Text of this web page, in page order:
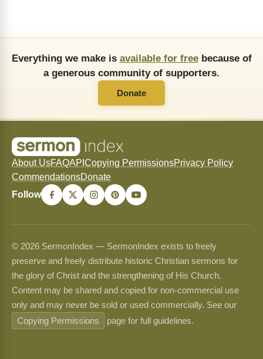
Everything we make is available for freebecause of
a generous community of supporters.
Donate
About UsFAQAPI Copying PermissionsPrivacy Policy
CommendationsDonate
Follow
© 2026 SermonIndex — SermonIndex exists to freely
preserve and freely distribute historic Christian sermons for
the glory of Christ and the strengthening of His Church.
Content may be shared and copied for non-commercial use
only and may never be sold or used commercially. See our
Copying Permissions
page for full guidelines.